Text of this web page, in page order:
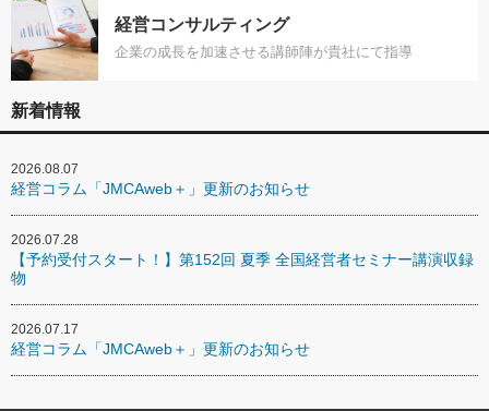
経営コンサルティング
企業の成長を加速させる講師陣が貴社にて指導
新着情報
2026.08.07
経営コラム「JMCAweb＋」更新のお知らせ
2026.07.28
【予約受付スタート！】第152回 夏季 全国経営者セミナー講演収録
物
2026.07.17
経営コラム「JMCAweb＋」更新のお知らせ